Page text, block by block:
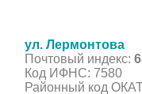
ул. Лермонтова
Почтовый индекс:
Код ИФНС: 7580
Районный код